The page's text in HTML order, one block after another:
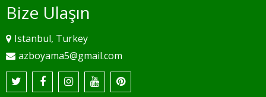
Bize Ulaşın
Istanbul, Turkey
azboyama5@gmail.com